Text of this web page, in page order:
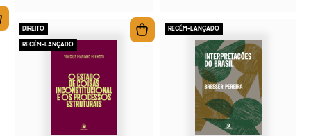
DIREITO
RECÉM-LANÇADO
2026
RECÉM-LANÇADO
2026